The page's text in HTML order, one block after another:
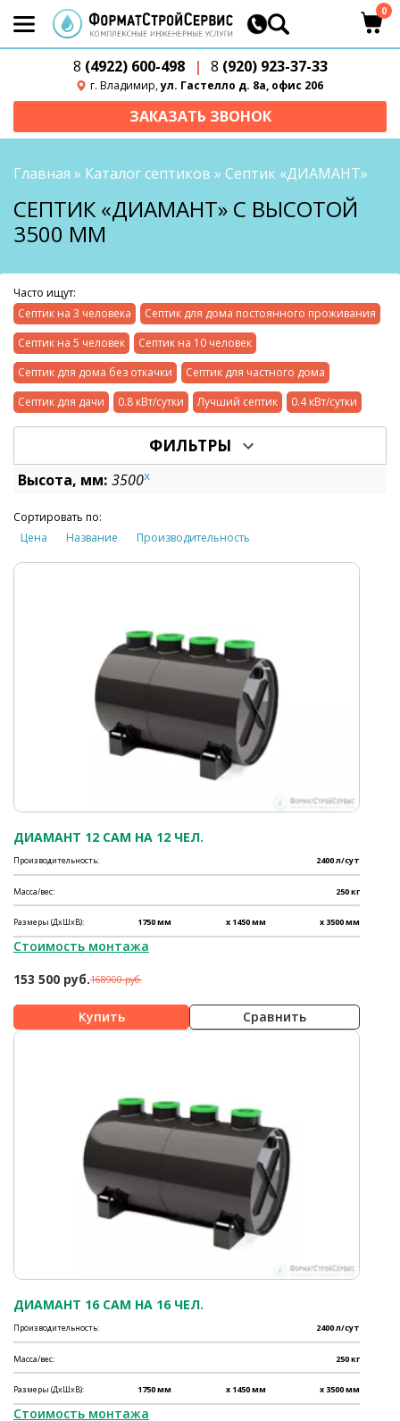
8 (4922) 600-498 | 8 (920) 923-37-33
г. Владимир,ул. Гастелло д. 8а, офис 206
0
ЗАКАЗАТЬ ЗВОНОК
Главная » Каталог септиков » Септик «ДИАМАНТ»
СЕПТИК «ДИАМАНТ» С ВЫСОТОЙ
3500 ММ
Часто ищут:
Септик на 3 человека
Септик для дома постоянного проживания
Септик на 5 человек
Септик на 10 человек
Септик для дома без откачки
Септик для частного дома
Септик для дачи
0.8 кВт/сутки Лучший септик 0.4 кВт/сутки
ФИЛЬТРЫ
Высота, мм: 3500x
Сортировать по:
Цена
Название Производительность
ДИАМАНТ 12 САМ НА 12 ЧЕЛ.
Производительность: 2400 л/сут
Масса/вес: 250 кг
Размеры (ДхШхВ): 1750 мм x 1450 мм x 3500 мм
Стоимость монтажа
153 500 руб.168900 руб.
Сравнить
ДИАМАНТ 16 САМ НА 16 ЧЕЛ.
Производительность: 2400 л/сут
Масса/вес: 250 кг
Размеры (ДхШхВ): 1750 мм x 1450 мм x 3500 мм
Стоимость монтажа